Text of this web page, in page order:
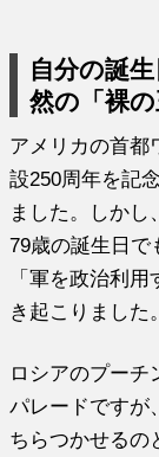
自分の誕
然の「裸
アメリカの首都
設250周年を記
ました。しかし
79歳の誕生日で
「軍を政治利
き起こりました。
ロシアのプーチ
パレードですが
ちらつかせるの